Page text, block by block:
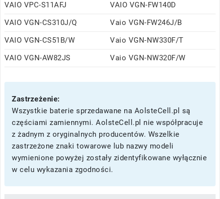
VAIO VPC-S11AFJ
VAIO VGN-FW140D
VAIO VGN-CS310J/Q
Vaio VGN-FW246J/B
VAIO VGN-CS51B/W
Vaio VGN-NW330F/T
VAIO VGN-AW82JS
Vaio VGN-NW320F/W
Zastrzeżenie:
Wszystkie baterie sprzedawane na AolsteCell.pl są
częściami zamiennymi. AolsteCell.pl nie współpracuje
z żadnym z oryginalnych producentów. Wszelkie
zastrzeżone znaki towarowe lub nazwy modeli
wymienione powyżej zostały zidentyfikowane wyłącznie
w celu wykazania zgodności.